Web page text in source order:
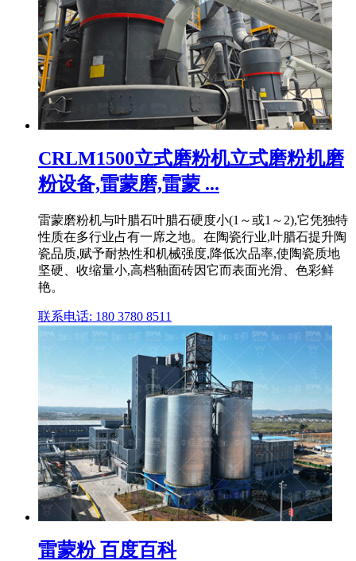
CRLM1500立式磨粉机立式磨粉机磨
粉设备,雷蒙磨,雷蒙 ...
雷蒙磨粉机与叶腊石叶腊石硬度小(1～或1～2),它凭独特
性质在多行业占有一席之地。在陶瓷行业,叶腊石提升陶
瓷品质,赋予耐热性和机械强度,降低次品率,使陶瓷质地
坚硬、收缩量小,高档釉面砖因它而表面光滑、色彩鲜
艳。
联系电话: 180 3780 8511
雷蒙粉 百度百科